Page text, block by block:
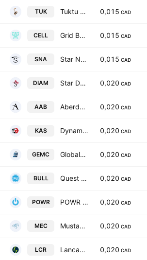
TUK Tuktu Resources Ltd 0,015 CAD
CELL Grid Battery Metals Inc 0,015 CAD
SNA Star Navigation Systems Group Ltd. 0,015 CAD
DIAM Star Diamond Corporation 0,020 CAD
AAB Aberdeen International Inc. 0,020 CAD
KAS Dynamite Blockchain Corp. 0,020 CAD
GEMC Global Energy Metals Corp 0,020 CAD
BULL Quest Critical Metals Inc 0,020 CAD
POWR POWR Lithium Corp 0,020 CAD
MEC Mustang Energy Corp 0,020 CAD
LCR Lancaster Resources Inc 0,020 CAD